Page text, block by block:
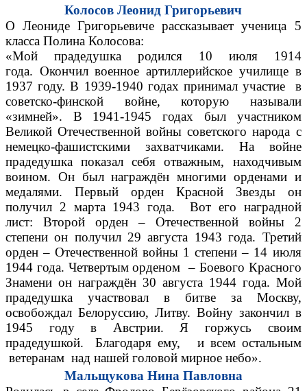
Колосов Леонид Григорьевич
О Леониде Григорьевиче рассказывает ученица 5
класса Полина Колосова:
«Мой прадедушка родился 10 июля 1914
года. Окончил военное артиллерийское училище в
1937 году. В 1939-1940 годах принимал участие в
советско-финской войне, которую называли
«зимней». В 1941-1945 годах был участником
ВеликойОтечественной войны советского народа с
немецко-фашистскими захватчиками. На войне
прадедушка показал себя отважным, находчивым
воином. Он был награждён многими орденами и
медалями. Первый орден Красной Звезды он
получил 2 марта 1943 года. Вот его наградной
лист: Второй орден – Отечественной войны 2
степени он получил 29 августа 1943 года. Третий
орден – Отечественной войны 1 степени – 14 июля
1944 года. Четвертым орденом – Боевого Красного
Знамени он награждён 30 августа 1944 года. Мой
прадедушка участвовал в битве за Москву,
освобождал Белоруссию, Литву. Войну закончил в
1945 году в Австрии. Я горжусь своим
прадедушкой. Благодаря ему, и всем остальным
ветеранам над нашей головой мирное небо».
Мальщукова Нина Павловна